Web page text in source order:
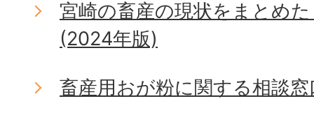
宮崎の畜産の現状をまとめ
(2024年版)
畜産用おが粉に関する相談